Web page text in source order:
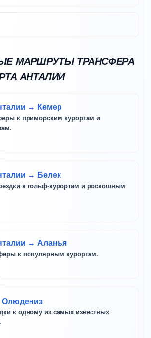
МАРШРУТЫ ТРАНСФЕРА
АНТАЛИИ
→ Кемер
к приморским курортам и
→ Белек
к гольф-курортам и роскошным
→ Аланья
к популярным курортам.
к одному из самых известных